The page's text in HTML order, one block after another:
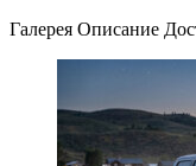
Галерея Описание